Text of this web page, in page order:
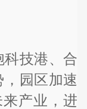
技港、合
园区加速
来产业，进